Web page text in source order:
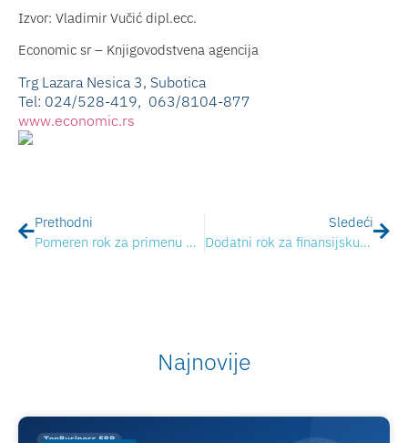
Izvor: Vladimir Vučić dipl.ecc.
Economic sr – Knjigovodstvena agencija
Trg Lazara Nesica 3, Subotica
Tel: 024/528-419, 063/8104-877
www.economic.rs
Prethodni
Pomeren rok za primenu eFaktura
Sledeći
Dodatni rok za finansijsku podršku za prelazak na novi model fiskalizacije
Najnovije